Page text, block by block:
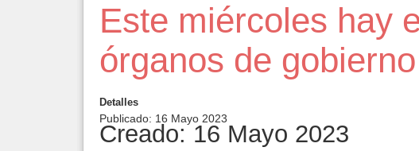
Este miércoles hay
órganos de
Detalles
Publicado: 16 Mayo 2023
Creado: 16 Mayo 2023